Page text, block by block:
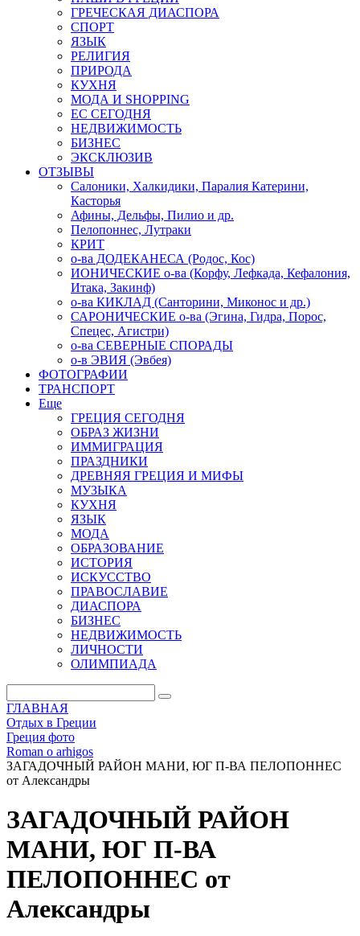
ГРЕЧЕСКАЯ ДИАСПОРА
СПОРТ
ЯЗЫК
РЕЛИГИЯ
ПРИРОДА
КУХНЯ
МОДА И SHOPPING
ЕС СЕГОДНЯ
НЕДВИЖИМОСТЬ
БИЗНЕС
ЭКСКЛЮЗИВ
ОТЗЫВЫ
Салоники, Халкидики, Паралия Катерини,
Касторья
Афины, Дельфы, Пилио и др.
Пелопоннес, Лутраки
КРИТ
о-ва ДОДЕКАНЕСА (Родос, Кос)
ИОНИЧЕСКИЕ о-ва (Корфу, Лефкада, Кефалония,
Итака, Закинф)
о-ва КИКЛАД (Санторини, Миконос и др.)
САРОНИЧЕСКИЕ о-ва (Эгина, Гидра, Порос,
Спецес, Агистри)
о-ва СЕВЕРНЫЕ СПОРАДЫ
о-в ЭВИЯ (Эвбея)
ФОТОГРАФИИ
ТРАНСПОРТ
Еще
ГРЕЦИЯ СЕГОДНЯ
ОБРАЗ ЖИЗНИ
ИММИГРАЦИЯ
ПРАЗДНИКИ
ДРЕВНЯЯ ГРЕЦИЯ И МИФЫ
МУЗЫКА
КУХНЯ
ЯЗЫК
МОДА
ОБРАЗОВАНИЕ
ИСТОРИЯ
ИСКУССТВО
ПРАВОСЛАВИЕ
ДИАСПОРА
БИЗНЕС
НЕДВИЖИМОСТЬ
ЛИЧНОСТИ
ОЛИМПИАДА
ГЛАВНАЯ
Отдых в Греции
Греция фото
Roman o arhigos
ЗАГАДОЧНЫЙ РАЙОН МАНИ, ЮГ П-ВА ПЕЛОПОННЕС
от Александры
ЗАГАДОЧНЫЙ РАЙОН
МАНИ, ЮГ П-ВА
ПЕЛОПОННЕС от
Александры